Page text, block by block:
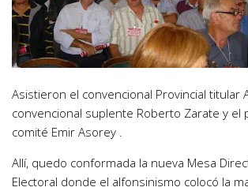
Asistieron el convencional Provincial titular
convencional suplente Roberto Zarate y el
comité Emir Asorey .
Allí, quedo conformada la nueva Mesa
Electoral donde el alfonsinismo colocó la